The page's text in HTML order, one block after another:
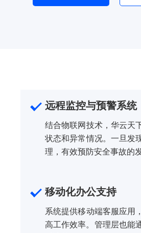
远程监控与预警系统
结合物联网技术，华云天
状态和异常情况。一旦发
理，有效预防安全事故的发
移动化办公支持
系统提供移动端客服应用
高工作效率。管理层也能